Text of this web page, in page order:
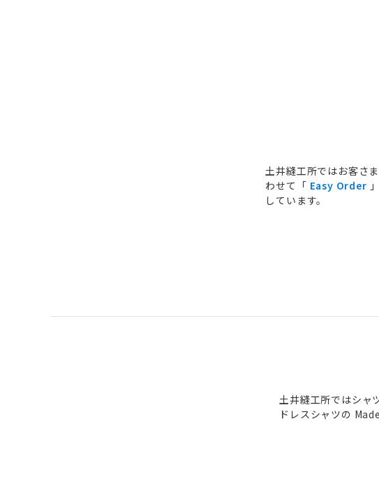
土井縫工所ではお客さ
わせて「 Easy Order
しています。
土井縫工所ではシャ
ドレスシャツの